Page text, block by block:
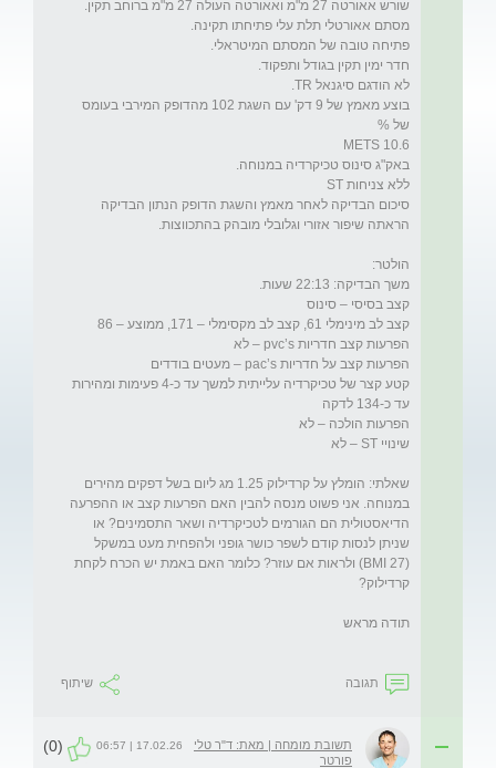
בוצע מאמץ של 9 דק' עם השגת 102 מהדופק המירבי בעומס
סיכום הבדיקה לאחר מאמץ והשגת הדופק הנתון הבדיקה
קטע קצר של טכיקרדיה עלייתית למשך עד כ-4 פעימות ומהירות
שאלתי: הומלץ על קרדילוק 1.25 מג ליום בשל דפקים מהירים
במנוחה. אני פשוט מנסה להבין האם הפרעות קצב או ההפרעה
הדיאסטולית הם הגורמים לטכיקרדיה ושאר התסמינים? או
שניתן לנסות קודם לשפר כושר גופני ולהפחית מעט במשקל
(BMI 27) ולראות אם עוזר? כלומר האם באמת יש הכרח לקחת
תגובה שיתוף
תשובת מומחה | מאת: ד"ר טלי
פורטר
17.02.26 | 06:57
(0)